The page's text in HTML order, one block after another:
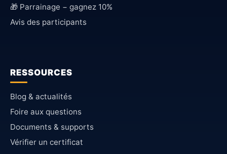
🎁 Parrainage − gagnez 10%
Avis des participants
RESSOURCES
Blog & actualités
Foire aux questions
Documents & supports
Vérifier un certificat